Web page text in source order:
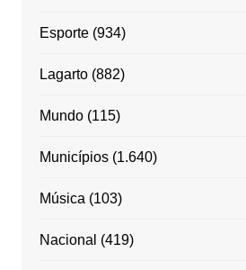
Esporte(934)
Lagarto(882)
Mundo(115)
Municípios(1.640)
Música (103)
Nacional (419)